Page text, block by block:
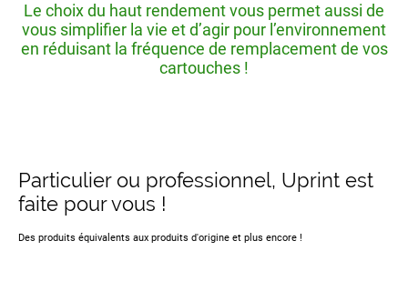
Le choix du haut rendement vous permet aussi de
vous simplifier la vie et d’agir pour l’environnement
en réduisant la fréquence de remplacement de vos
cartouches !
Particulier ou professionnel, Uprint est
faite pour vous !
Des produits équivalents aux produits d'origine et plus encore !